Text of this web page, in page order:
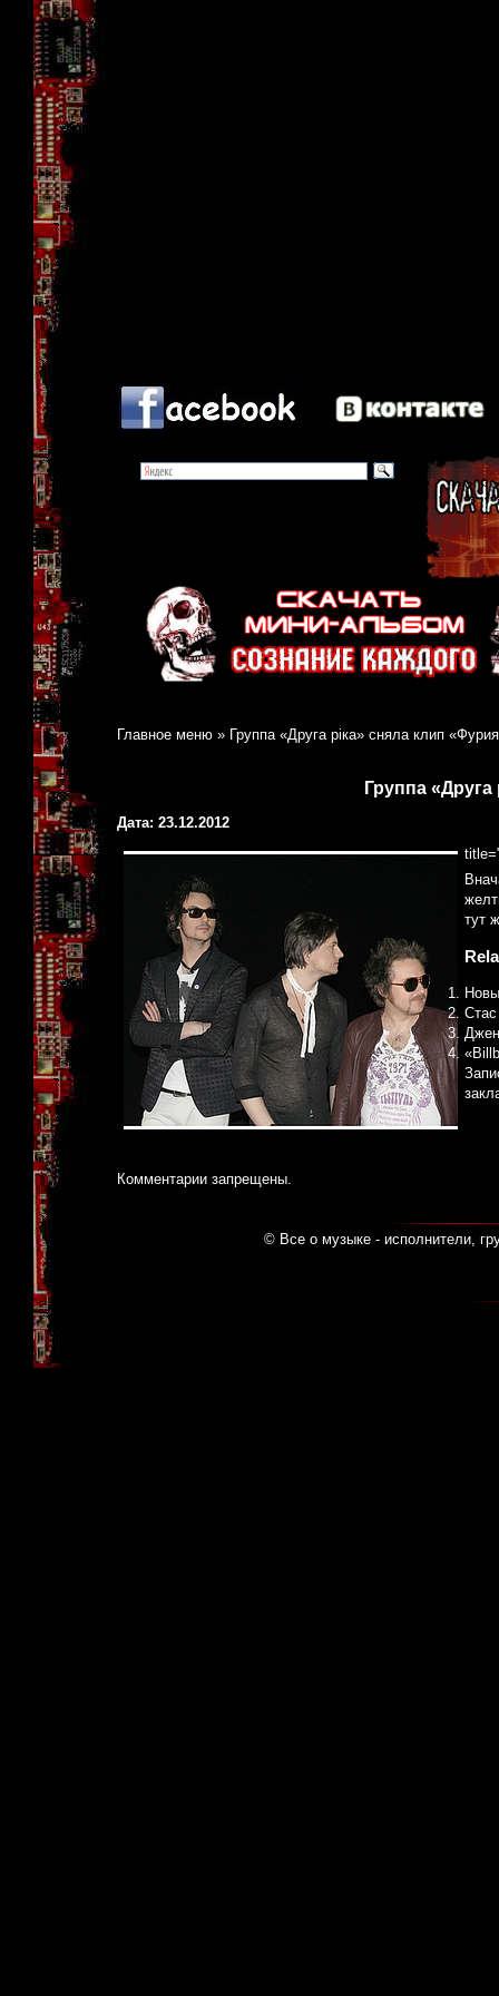
Главное меню » Группа «Друга ріка» сняла клип
Группа
Дата: 23.12.2012
тут
Комментарии запрещены.
© Все о музыке - исполнители,